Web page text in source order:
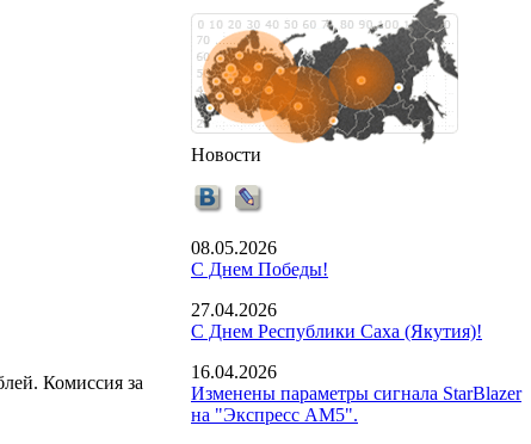
Комиссия за
Новости
08.05.2026
С Днем Победы!
27.04.2026
С Днем Республики Саха (Якутия)!
16.04.2026
Изменены параметры сигнала StarBlazer
на "Экспресс АМ5".